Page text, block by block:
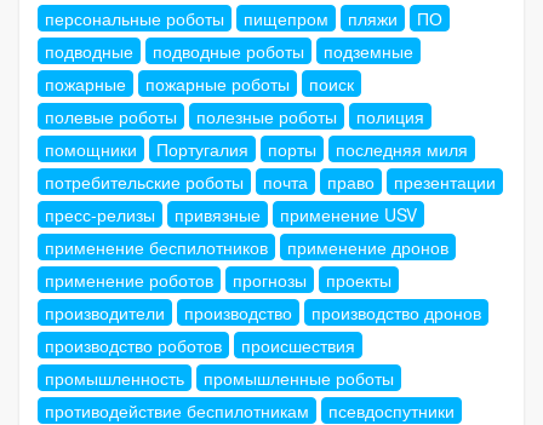
персональные роботы
пищепром пляжи
ПО
подводные
подводные роботы
подземные
пожарные
пожарные роботы
поиск
полевые роботы
полезные роботы
полиция
помощники
Португалия порты
последняя миля
потребительские роботы
почта право
презентации
пресс-релизы
привязные
применение USV
применение беспилотников
применение дронов
применение роботов
прогнозы
проекты
производители
производство
производство дронов
производство роботов
происшествия
промышленность
промышленные роботы
противодействие беспилотникам
псевдоспутники